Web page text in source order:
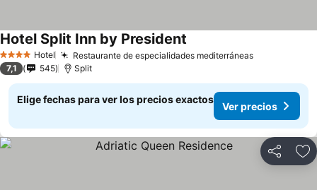
4 EstrellasHotel Restaurante de especialidades mediterráneas
Hotel Split Inn by President
7,1 545 Split
Elige fechas para ver los precios exactos
Ver precios
Compartir